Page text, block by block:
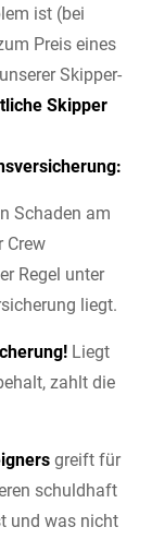
ist (bei
Preis eines
Skipper-
Skipper
Schaden am
Crew
Regel unter
liegt.
Liegt
zahlt die
greift für
schuldhaft
und was nicht